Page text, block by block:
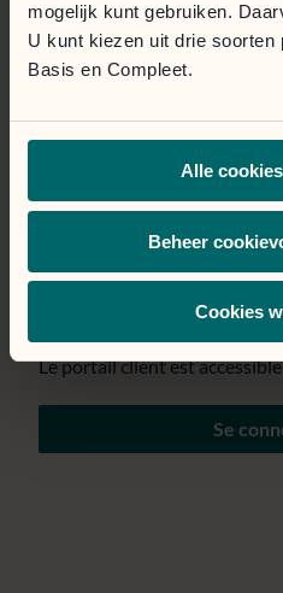
mogelijk kunt gebruiken.
U kunt kiezen uit drie soorten
Basis en Compleet.
Alle
Beheer
Cookies
Page
indisponible.
Nous mettons tout en œuvre
au plus vite. Nous nous
Le portail client est
Se